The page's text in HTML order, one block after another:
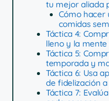
tu mejor aliada
Cómo hacer
comidas
Táctica 4:
lleno y la
Táctica 5:
temporada y
Táctica 6: Usa
de fidelización
Táctica 7: